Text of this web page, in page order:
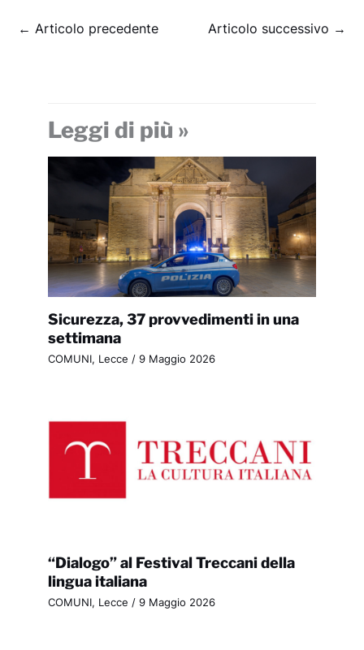
← Articolo precedente Articolo successivo →
Leggi di più »
Sicurezza, 37 provvedimenti in una
settimana
COMUNI, Lecce / 9 Maggio 2026
“Dialogo” al Festival Treccani della
lingua italiana
COMUNI, Lecce / 9 Maggio 2026